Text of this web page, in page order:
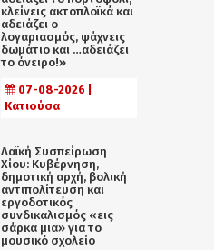
κλείνεις ακτοπλοϊκά και
αδειάζει ο
λογαριασμός, ψάχνεις
δωμάτιο και …αδειάζει
το όνειρο!»
07-08-2026 |
Κατιούσα
Λαϊκή Συσπείρωση
Χίου: Κυβέρνηση,
δημοτική αρχή, βολική
αντιπολίτευση και
εργοδοτικός
συνδικαλισμός «εις
σάρκα μια» για το
μουσικό σχολείο